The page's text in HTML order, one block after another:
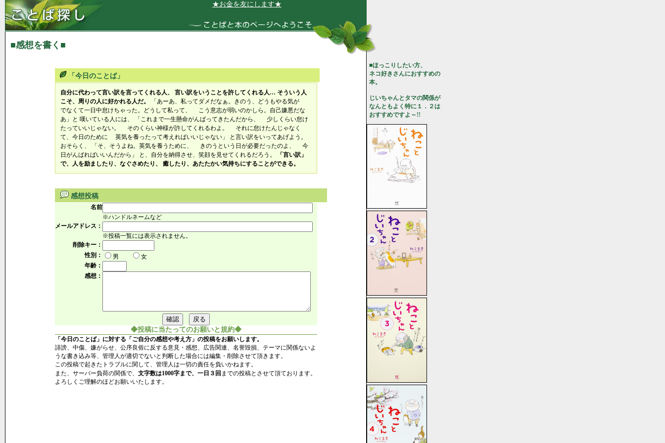
★お金を友にします★
■感想を書く■
「今日のことば」
自分に代わって言い訳を言ってくれる人、 言い訳をいうことを許してくれる人… そういう人
こそ、周りの人に好かれる人だ。
「あーあ、私ってダメだなぁ。きのう、どうもやる気が
でなくて一日中怠けちゃった。どうして私って、 こう意志が弱いのかしら。自己嫌悪だな
あ」と 嘆いている人には、 「これまで一生懸命がんばってきたんだから、 少しくらい怠け
たっていいじゃない。 そのくらい神様が許してくれるわよ。 それに怠けたんじゃなく
て、今日のために 英気を養ったって考えればいいじゃない」 と言い訳をいってあげよう。
おそらく、 「そ、そうよね。英気を養うために、 きのうという日が必要だったのよ、 今
日がんばればいいんだから」 と、自分を納得させ、笑顔を見せてくれるだろう。
「言い訳」
で、人を励ましたり、なぐさめたり、 癒したり、あたたかい気持ちにすることができる。
感想投稿
名前
※ハンドルネームなど
メールアドレス：
※投稿一覧には表示されません。
削除キー：
性別：
男
女
年齢：
感想：
◆投稿に当たってのお願いと規約◆
「今日のことば」に対する「ご自分の感想や考え方」の投稿をお願いします。
誹謗、中傷、嫌がらせ、公序良俗に反する意見・感想、広告関連、名誉毀損、テーマに関係ないよ
うな書き込み等、管理人が適切でないと判断した場合には編集・削除させて頂きます。
この投稿で起きたトラブルに関して、管理人は一切の責任を負いかねます。
また、サーバー負荷の関係で、 文字数は1000字まで、一日３回 までの投稿とさせて頂ております。
よろしくご理解のほどお願いいたします。
■ほっこりしたい方、
ネコ好きさんにおすすめの
本。
じいちゃんとタマの関係が
なんともよく特に１．２は
おすすめですよ～!!